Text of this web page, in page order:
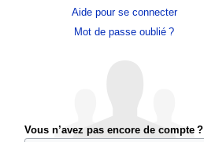
Aide pour se connecter
Mot de passe oublié ?
Vous n’avez pas encore de compte ?